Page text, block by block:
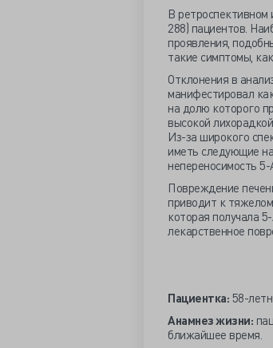
В
288) пациентов.
проявления,
такие симптомы,
Отклонения в
манифестировал
на долю которого
высокой
Из-за широкого
иметь следующие
непереносимость
Повреждение
приводит к
которая получала
лекарственное
Пациентка: 58-
Анамнез жизни:
ближайшее время.